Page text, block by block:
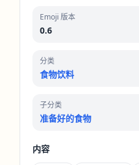
Emoji 版本
0.6
分类
食物饮料
子分类
准备好的食物
内容